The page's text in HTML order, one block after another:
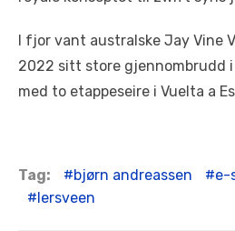
I fjor vant australske Jay Vine
2022 sitt store gjennombrudd
med to etappeseire i Vuelta a
Tag: bjørn andreassen e-
lersveen